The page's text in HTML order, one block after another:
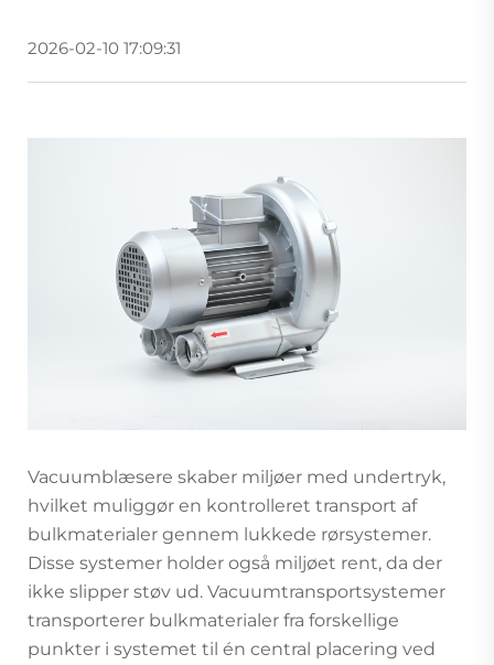
2026-02-10 17:09:31
Vacuumblæsere skaber miljøer med undertryk,
hvilket muliggør en kontrolleret transport af
bulkmaterialer gennem lukkede rørsystemer.
Disse systemer holder også miljøet rent, da der
ikke slipper støv ud. Vacuumtransportsystemer
transporterer bulkmaterialer fra forskellige
punkter i systemet til én central placering ved